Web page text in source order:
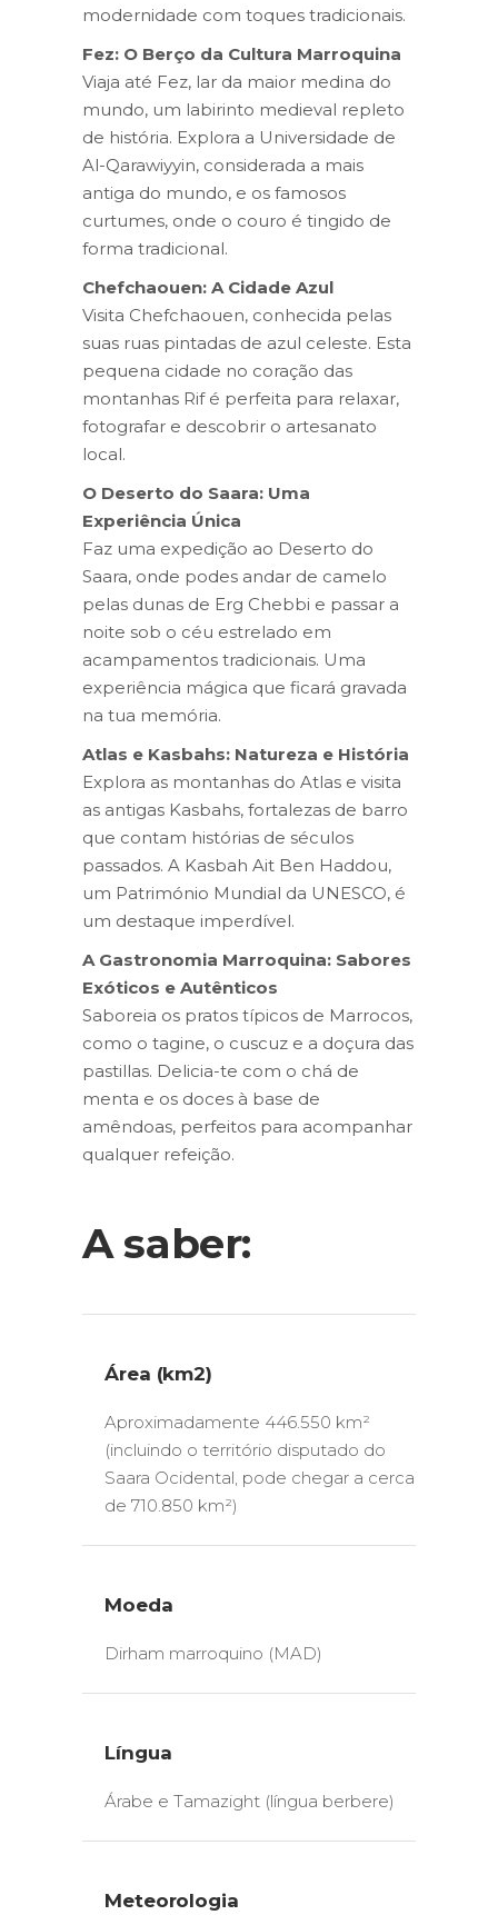
modernidade com toques tradicionais.
Fez: O Berço da Cultura Marroquina
Viaja até Fez, lar da maior medina do
mundo, um labirinto medieval repleto
de história. Explora a Universidade de
Al-Qarawiyyin, considerada a mais
antiga do mundo, e os famosos
curtumes, onde o couro é tingido de
forma tradicional.
Chefchaouen: A Cidade Azul
Visita Chefchaouen, conhecida pelas
suas ruas pintadas de azul celeste. Esta
pequena cidade no coração das
montanhas Rif é perfeita para relaxar,
fotografar e descobrir o artesanato
local.
O Deserto do Saara: Uma
Experiência Única
Faz uma expedição ao Deserto do
Saara, onde podes andar de camelo
pelas dunas de Erg Chebbi e passar a
noite sob o céu estrelado em
acampamentos tradicionais. Uma
experiência mágica que ficará gravada
na tua memória.
Atlas e Kasbahs: Natureza e História
Explora as montanhas do Atlas e visita
as antigas Kasbahs, fortalezas de barro
que contam histórias de séculos
passados. A Kasbah Ait Ben Haddou,
um Património Mundial da UNESCO, é
um destaque imperdível.
A Gastronomia Marroquina: Sabores
Exóticos e Autênticos
Saboreia os pratos típicos de Marrocos,
como o tagine, o cuscuz e a doçura das
pastillas. Delicia-te com o chá de
menta e os doces à base de
amêndoas, perfeitos para acompanhar
qualquer refeição.
A saber:
Área (km2)
Aproximadamente 446.550 km²
(incluindo o território disputado do
Saara Ocidental, pode chegar a cerca
de 710.850 km²)
Moeda
Dirham marroquino (MAD)
Língua
Árabe e Tamazight (língua berbere)
Meteorologia